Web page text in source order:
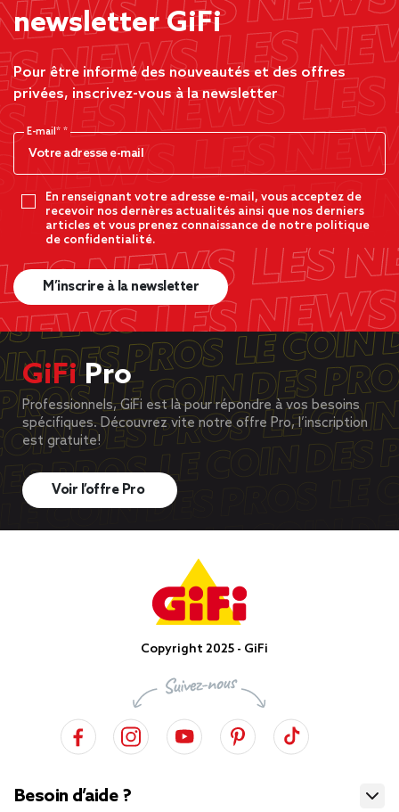
newsletter GiFi
Pour être informé des nouveautés et des offres
privées, inscrivez-vous à la newsletter
E-mail*
En renseignant votre adresse e-mail, vous acceptez de
recevoir nos dernères actualités ainsi que nos derniers
articles et vous prenez connaissance de notre politique
de confidentialité.
M’inscrire à la newsletter
GiFiPro
Professionnels, GiFi est là pour répondre à vos besoins
spécifiques. Découvrez vite notre offre Pro, l’inscription
est gratuite!
Voir l’offre Pro
Copyright 2025 - GiFi
Besoin d’aide ?